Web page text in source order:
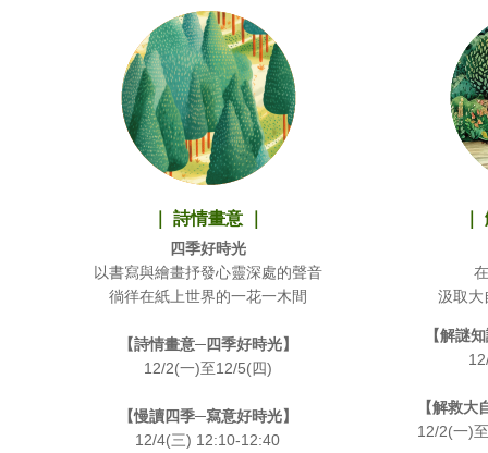
｜ 詩情畫意 ｜
四季好時光
以書寫與繪畫抒發心靈深處的聲音
徜徉在紙上世界的一花一木間
【詩情畫意─四季好時光】
12/2(一)至12/5(四)
【慢讀四季─寫意好時光】
12/4(三) 12:10-12:40
汲取大
【解謎
【解救
12/2(一)